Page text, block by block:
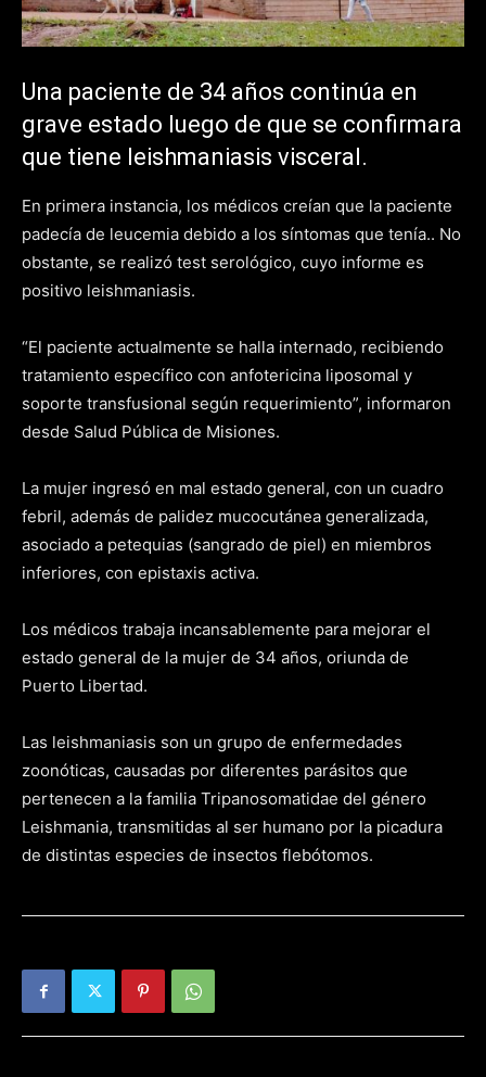
Una paciente de 34 años continúa en
grave estado luego de que se confirmara
que tiene leishmaniasis visceral.
En primera instancia, los médicos creían que la paciente
padecía de leucemia debido a los síntomas que tenía.. No
obstante, se realizó test serológico, cuyo informe es
positivo leishmaniasis.
“El paciente actualmente se halla internado, recibiendo
tratamiento específico con anfotericina liposomal y
soporte transfusional según requerimiento”, informaron
desde Salud Pública de Misiones.
La mujer ingresó en mal estado general, con un cuadro
febril, además de palidez mucocutánea generalizada,
asociado a petequias (sangrado de piel) en miembros
inferiores, con epistaxis activa.
Los médicos trabaja incansablemente para mejorar el
estado general de la mujer de 34 años, oriunda de
Puerto Libertad.
Las leishmaniasis son un grupo de enfermedades
zoonóticas, causadas por diferentes parásitos que
pertenecen a la familia Tripanosomatidae del género
Leishmania, transmitidas al ser humano por la picadura
de distintas especies de insectos flebótomos.